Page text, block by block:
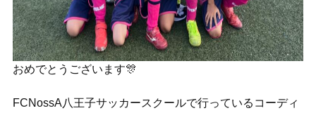
おめでとうございます🎊
FCNossA八王子サッカースクールで行っているコーディ